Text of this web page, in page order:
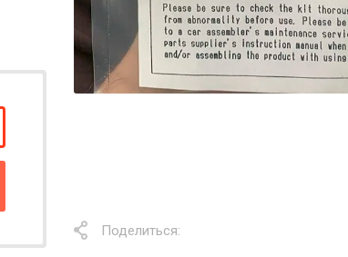
Поделиться: